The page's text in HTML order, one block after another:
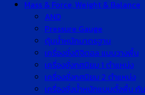
Mass & Force, Weight & Balance
AND
Pressure Gauge
ตุ้มน้ำหนักมาตรฐาน
เครื่องชั่งดิจิตอล แบบวางพื้น
เครื่องชั่งทศนิยม 1 ตำแหน่ง
เครื่องชั่งทศนิยม 2 ตำแหน่ง
เครื่องชั่งน้ำหนักแบบตั้งพื้น กั